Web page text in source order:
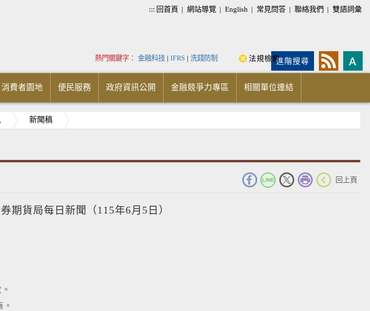
::: 回首頁 | 網站導覽 | English | 常見問答 | 聯絡我們 | 雙語詞彙
進階搜尋
熱門關鍵字： 金融科技 | IFRS | 洗錢防制 法規檢索
消費者園地 便民服務 政府資訊公開 金融競爭力專區 相關單位連結
新聞稿
回上頁
期貨局每日新聞（115年6月5日）